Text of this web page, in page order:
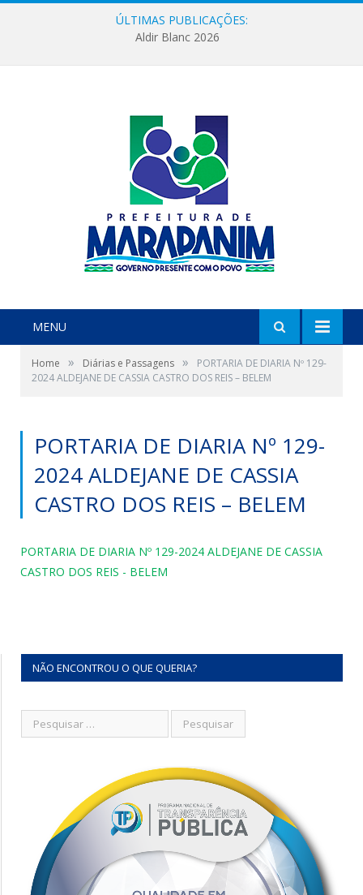
ÚLTIMAS PUBLICAÇÕES:
Aldir Blanc 2026
MENU
Home » Diárias e Passagens »
PORTARIA DE DIARIA Nº 129-
2024 ALDEJANE DE CASSIA CASTRO DOS REIS – BELEM
PORTARIA DE DIARIA Nº 129-
2024 ALDEJANE DE CASSIA
CASTRO DOS REIS – BELEM
PORTARIA DE DIARIA Nº 129-2024 ALDEJANE DE CASSIA
CASTRO DOS REIS - BELEM
NÃO ENCONTROU O QUE QUERIA?